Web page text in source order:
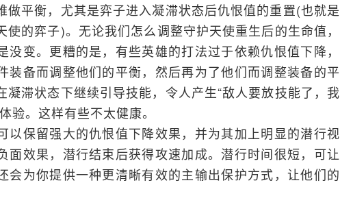
做平衡，尤其是弈子进入凝滞状态后仇恨值的重置(也就是
使的弈子)。无论我们怎么调整守护天使重生后的生命值，
没变。更糟的是，有些英雄的打法过于依赖仇恨值下降，
装备而调整他们的平衡，然后再为了他们而调整装备的平
凝滞状态下继续引导技能，令人产生“敌人要放技能了，我
验。这样有些不太健康。
以保留强大的仇恨值下降效果，并为其加上明显的潜行视
面效果，潜行结束后获得攻速加成。潜行时间很短，可让
会为你提供一种更清晰有效的主输出保护方式，让他们的